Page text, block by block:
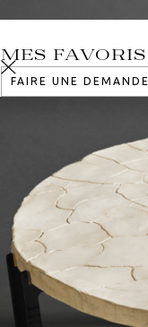
MES FAVORIS
FAIRE UNE DEMANDE